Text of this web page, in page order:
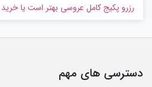
رزرو پکیج کامل عروسی بهتر است یا
دسترسی های مهم